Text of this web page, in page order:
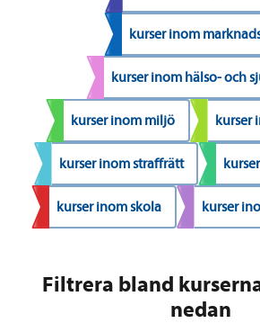
kurser inom
kurser inom hälso- och
kurser inom miljö kurser
kurser inom straffrätt
kurser inom skola kurser
Filtrera bland
nedan